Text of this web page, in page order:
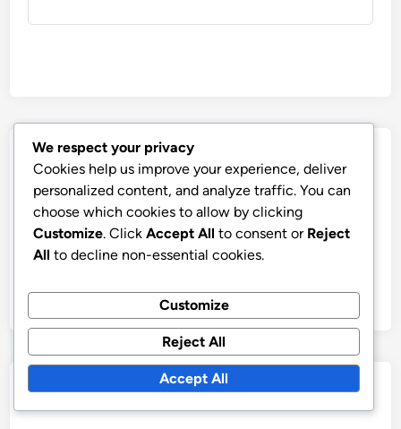
Post
navigation
Previous ArticlePrevious
article:
4-3-1-2 Σχηματισμός:
Θέση παιχνιδιού,
Επικαλυπτόμενες
κινήσεις,
πλάτους
4-3-1-2 Σχηματισμός:
Ανάπτυξη νέων, Θέση
εκπαίδευσης,
Leave a Reply
We respect your privacy
Cookies help us improve your experience, deliver
personalized content, and analyze traffic. You can
choose which cookies to allow by clicking
Customize. Click Accept All to consent or Reject
All to decline non-essential cookies.
Customize
Reject All
Accept All